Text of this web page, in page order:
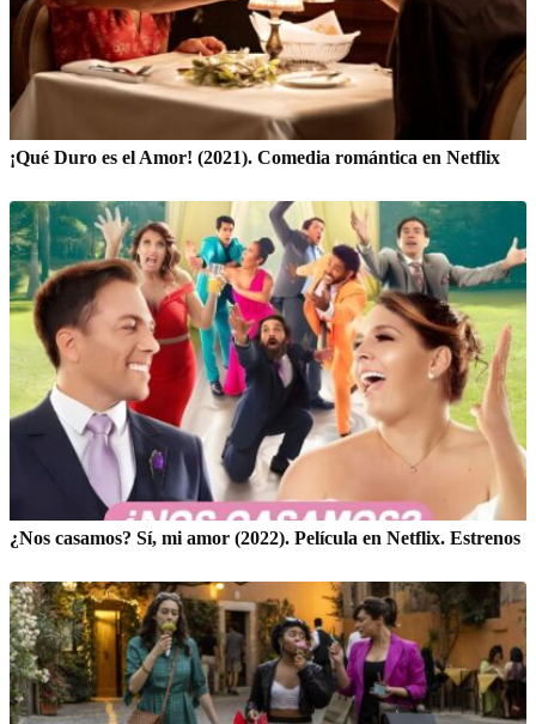
¡Qué Duro es el Amor! (2021). Comedia romántica en Netflix
¿Nos casamos? Sí, mi amor (2022). Película en Netflix. Estrenos